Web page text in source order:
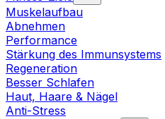
Muskelaufbau
Abnehmen
Performance
Stärkung des Immunsystems
Regeneration
Besser Schlafen
Haut, Haare & Nägel
Anti-Stress